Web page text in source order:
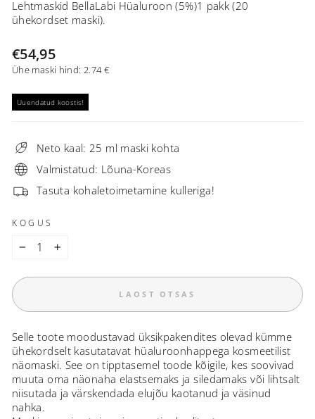
Lehtmaskid BellaLabi Hüaluroon (5%)1 pakk (20
ühekordset maski).
Tavahind
€54,95
Ühe maski hind: 2.74 €
Uuendatud koostis!
Neto kaal: 25 ml maski kohta
Valmistatud: Lõuna-Koreas
Tasuta kohaletoimetamine kulleriga!
KOGUS
LAOST OTSAS
Selle toote moodustavad üksikpakendites olevad kümme
ühekordselt kasutatavat hüaluroonhappega kosmeetilist
näomaski. See on tipptasemel toode kõigile, kes soovivad
muuta oma näonaha elastsemaks ja siledamaks või lihtsalt
niisutada ja värskendada elujõu kaotanud ja väsinud
nahka.